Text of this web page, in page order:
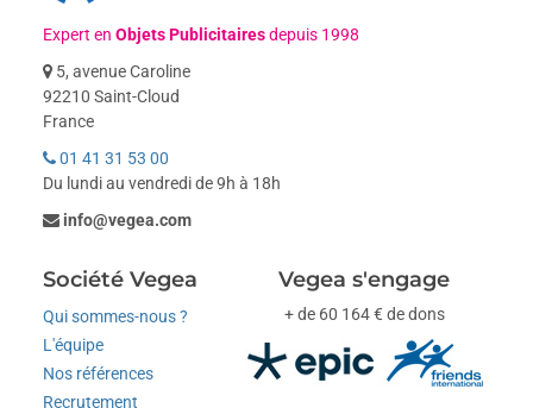
Expert enObjets Publicitairesdepuis 1998
5, avenue Caroline
92210 Saint-Cloud
France
01 41 31 53 00
Du lundi au vendredi de 9h à 18h
info@vegea.com
Société Vegea
Qui sommes-nous ?
L'équipe
Nos références
Recrutement
Vegea s'engage
+ de 60 164 € de dons